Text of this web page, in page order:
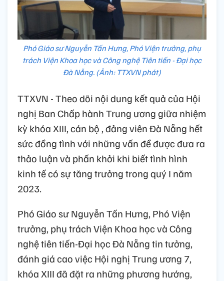
Phó Giáo sư Nguyễn Tấn Hưng, Phó Viện trưởng, phụ
trách Viện Khoa học và Công nghệ Tiên tiến - Đại học
Đà Nẵng. (Ảnh: TTXVN phát)
TTXVN - Theo dõi nội dung kết quả của Hội
nghị Ban Chấp hành Trung ương giữa nhiệm
kỳ khóa XIII, cán bộ , đảng viên Đà Nẵng hết
sức đồng tình với những vấn đề được đưa ra
thảo luận và phấn khởi khi biết tình hình
kinh tế có sự tăng trưởng trong quý I năm
2023.
Phó Giáo sư Nguyễn Tấn Hưng, Phó Viện
trưởng, phụ trách Viện Khoa học và Công
nghệ tiên tiến-Đại học Đà Nẵng tin tưởng,
đánh giá cao việc Hội nghị Trung ương 7,
khóa XIII đã đặt ra những phương hướng,